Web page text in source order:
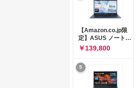
SSD512GB
Microsoft 365 試用
版 Windows11 バッ
テリー駆動12.6時間
重量1.39kg ルナグレ
ー 83K9003JJP ノー
トPC
【Amazon.co.jp限
定】ASUS ノートパ
ソコン Vivobook 15
M1502NAQ 15.6イ
ンチ AMD Ryzen 7
170 メモリ16GB
SSD 512GB
Microsoft 365
￥139,800
5